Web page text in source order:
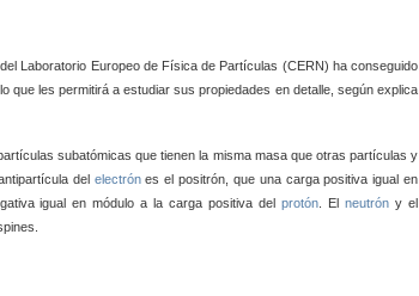
Laboratorio Europeo de Física de Partículas (CERN) ha conseguido
que les permitirá a estudiar sus propiedades en detalle, según explica
subatómicas que tienen la misma masa que otras partículas y
del electrónes el positrón, que una carga positiva igual en
igual en módulo a la carga positiva delprotón . Elneutrón y el